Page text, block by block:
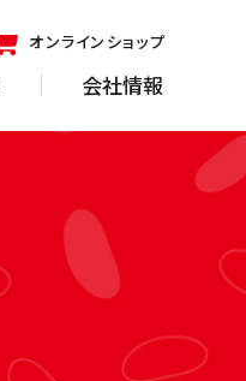
オンラインショップ
会社情報